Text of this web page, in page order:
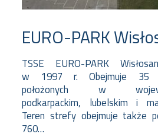
EURO-PARK
TSSE EURO-PARK
w 1997 r. Obejmuje 35
położonych w
podkarpackim, lubelskim i
Teren strefy obejmuje także
760…